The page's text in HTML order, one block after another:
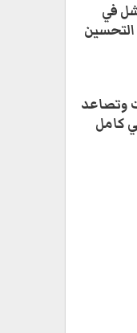
في
وتصاعد
كامل